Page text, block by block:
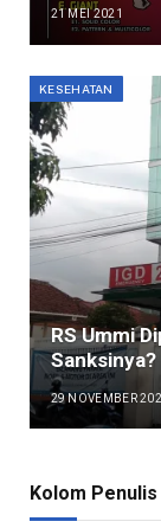
21 MEI 2021
KESEHATAN
RS Ummi
Sanksinya?
29 NOVEMBER
Kolom Penulis